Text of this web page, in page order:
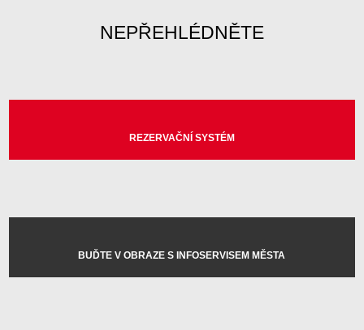
NEPŘEHLÉDNĚTE
REZERVAČNÍ SYSTÉM
BUĎTE V OBRAZE S INFOSERVISEM MĚSTA